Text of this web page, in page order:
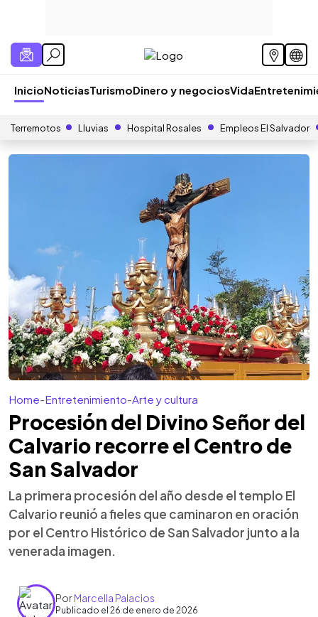
InicioNoticiasTurismoDinero y negociosVida
Terremotos Lluvias Hospital Rosales Empleos El Salvador
Home-Entretenimiento-Arte y cultura
Procesión del Divino Señor del
Calvario recorre el Centro de
San Salvador
La primera procesión del año desde el templo El
Calvario reunió a fieles que caminaron en oración
por el Centro Histórico de San Salvador junto a la
venerada imagen.
PorMarcella Palacios
Publicado el 26 de enero de 2026